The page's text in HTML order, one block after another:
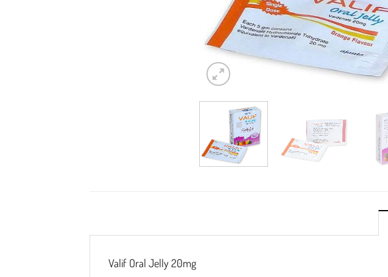
Valif Oral Jelly 20mg